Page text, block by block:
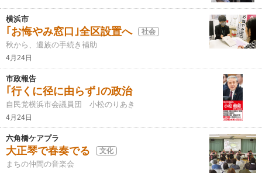
横浜市
｢お悔やみ窓口｣全区設置へ 社会
秋から、遺族の手続き補助
4月24日
市政報告
｢行くに径に由らず｣の政治
自民党横浜市会議員団 小松のりあき
4月24日
六角橋ケアプラ
大正琴で春奏でる 文化
まちの仲間の音楽会